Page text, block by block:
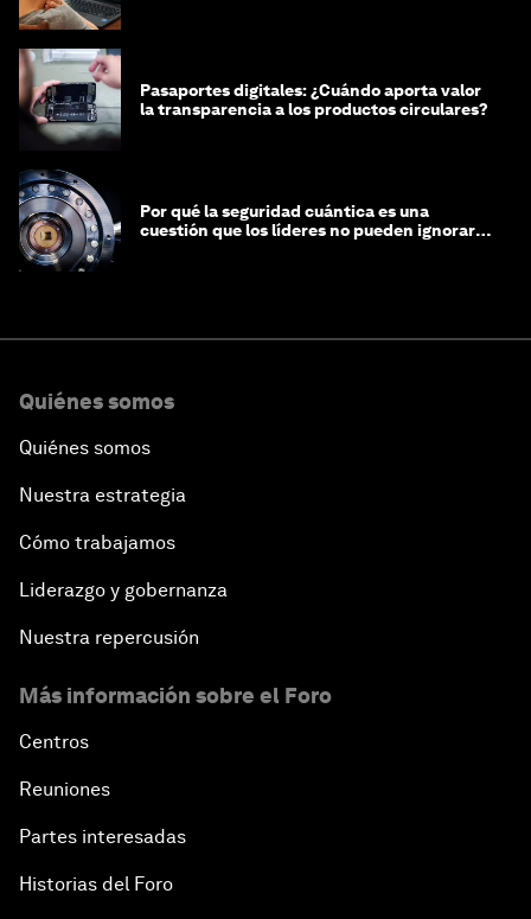
Pasaportes digitales: ¿Cuándo aporta valor
la transparencia a los productos circulares?
Por qué la seguridad cuántica es una
cuestión que los líderes no pueden ignorar
Quiénes somos
Quiénes somos
Nuestra estrategia
Cómo trabajamos
Liderazgo y gobernanza
Nuestra repercusión
Más información sobre el Foro
Centros
Reuniones
Partes interesadas
Historias del Foro